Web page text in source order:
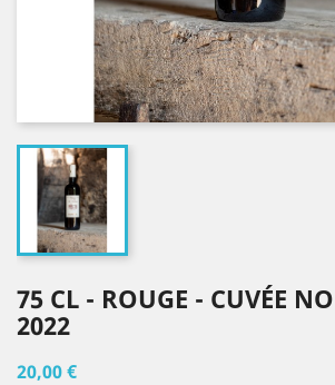
75 CL - ROUGE - CUVÉE
2022
20,00 €